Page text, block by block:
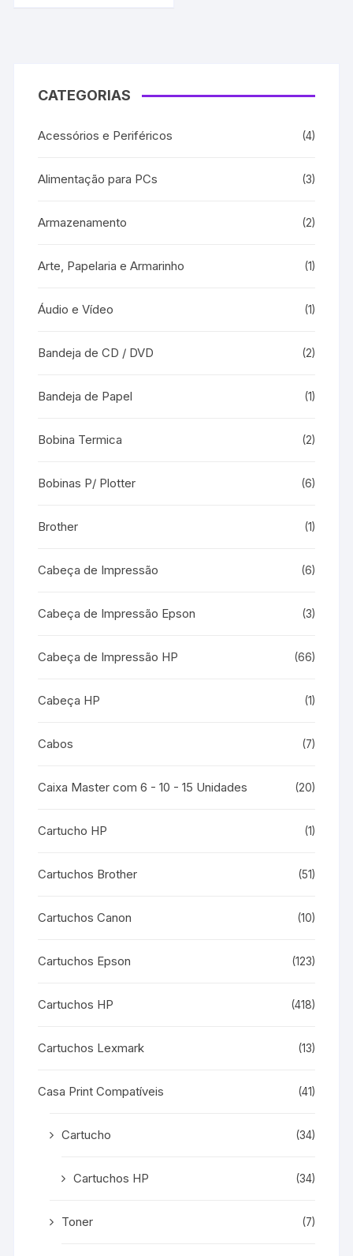
CATEGORIAS
Acessórios e Periféricos (4)
Alimentação para PCs (3)
Armazenamento (2)
Arte, Papelaria e Armarinho (1)
Áudio e Vídeo (1)
Bandeja de CD / DVD (2)
Bandeja de Papel (1)
Bobina Termica (2)
Bobinas P/ Plotter (6)
Brother (1)
Cabeça de Impressão (6)
Cabeça de Impressão Epson (3)
Cabeça de Impressão HP (66)
Cabeça HP (1)
Cabos (7)
Caixa Master com 6 - 10 - 15 Unidades (20)
Cartucho HP (1)
Cartuchos Brother (51)
Cartuchos Canon (10)
Cartuchos Epson (123)
Cartuchos HP (418)
Cartuchos Lexmark (13)
Casa Print Compatíveis (41)
Cartucho (34)
Cartuchos HP (34)
Toner (7)